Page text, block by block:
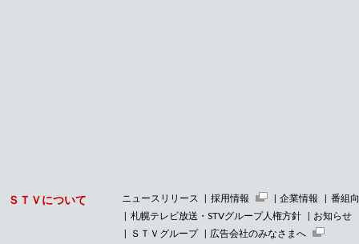
ＳＴＶについて ニュースリリース 採用情報 企業情報
番組
札幌テレビ放送・STVグループ人権方針
お知らせ
ＳＴＶグループ
広告会社のみなさまへ